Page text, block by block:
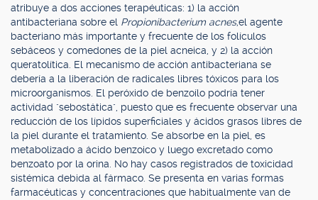
atribuye a dos acciones terapéuticas: 1) la acción
antibacteriana sobre el Propionibacterium acnes,el agente
bacteriano más importante y frecuente de los folículos
sebáceos y comedones de la piel acneica, y 2) la acción
queratolítica. El mecanismo de acción antibacteriana se
debería a la liberación de radicales libres tóxicos para los
microorganismos. El peróxido de benzoílo podría tener
actividad "sebostática", puesto que es frecuente observar una
reducción de los lípidos superficiales y ácidos grasos libres de
la piel durante el tratamiento. Se absorbe en la piel, es
metabolizado a ácido benzoico y luego excretado como
benzoato por la orina. No hay casos registrados de toxicidad
sistémica debida al fármaco. Se presenta en varias formas
farmacéuticas y concentraciones que habitualmente van de